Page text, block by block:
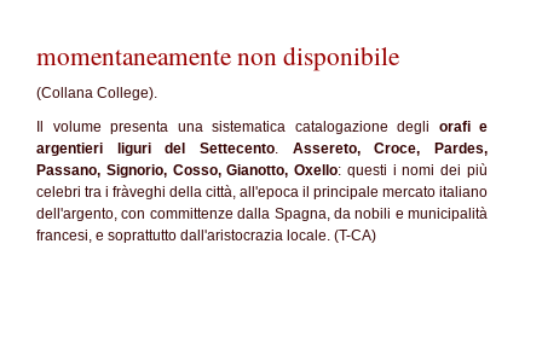
momentaneamente non disponibile
(Collana College).
Il volume presenta una sistematica catalogazione degli orafi e
argentieri liguri del Settecento. Assereto, Croce, Pardes,
Passano, Signorio, Cosso, Gianotto, Oxello: questi i nomi dei più
celebri tra i fràveghi della città, all'epoca il principale mercato italiano
dell'argento, con committenze dalla Spagna, da nobili e municipalità
francesi, e soprattutto dall'aristocrazia locale. (T-CA)